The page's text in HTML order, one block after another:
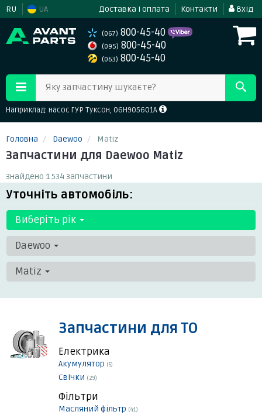
RU UA Доставка і оплата Контакти Вхід
(067) 800-45-40
(095) 800-45-40
(063) 800-45-40
Яку запчастину шукаєте?
Наприклад: насос ГУР Туксон, 06H905601A
Головна Daewoo Matiz
Запчастини для Daewoo Matiz
Знайдено 1 534 запчастини
Уточніть автомобіль:
Виберіть рік
Daewoo
Matiz
Запчастини для ТО
Електрика
Акумулятор (5)
Свічки (29)
Фільтри
Масляний фільтр (41)